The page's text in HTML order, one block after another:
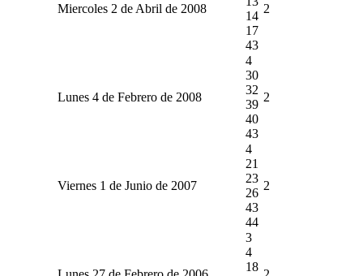
Miercoles 2 de Abril de 2008
14
17
43
2
Lunes 4 de Febrero de 2008
4
30
32
39
40
43
2
Viernes 1 de Junio de 2007
4
21
23
26
43
44
2
3
4
18